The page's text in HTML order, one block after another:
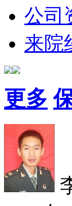
公司
来院
更多